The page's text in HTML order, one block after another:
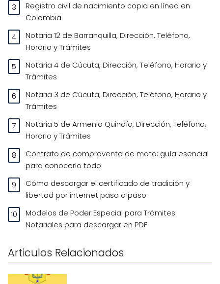
Registro civil de nacimiento copia en línea en
Colombia
Notaria 12 de Barranquilla, Dirección, Teléfono,
Horario y Trámites
Notaria 4 de Cúcuta, Dirección, Teléfono, Horario y
Trámites
Notaria 3 de Cúcuta, Dirección, Teléfono, Horario y
Trámites
Notaria 5 de Armenia Quindío, Dirección, Teléfono,
Horario y Trámites
Contrato de compraventa de moto: guía esencial
para conocerlo todo
Cómo descargar el certificado de tradición y
libertad por internet paso a paso
Modelos de Poder Especial para Trámites
Notariales para descargar en PDF
Articulos Relacionados